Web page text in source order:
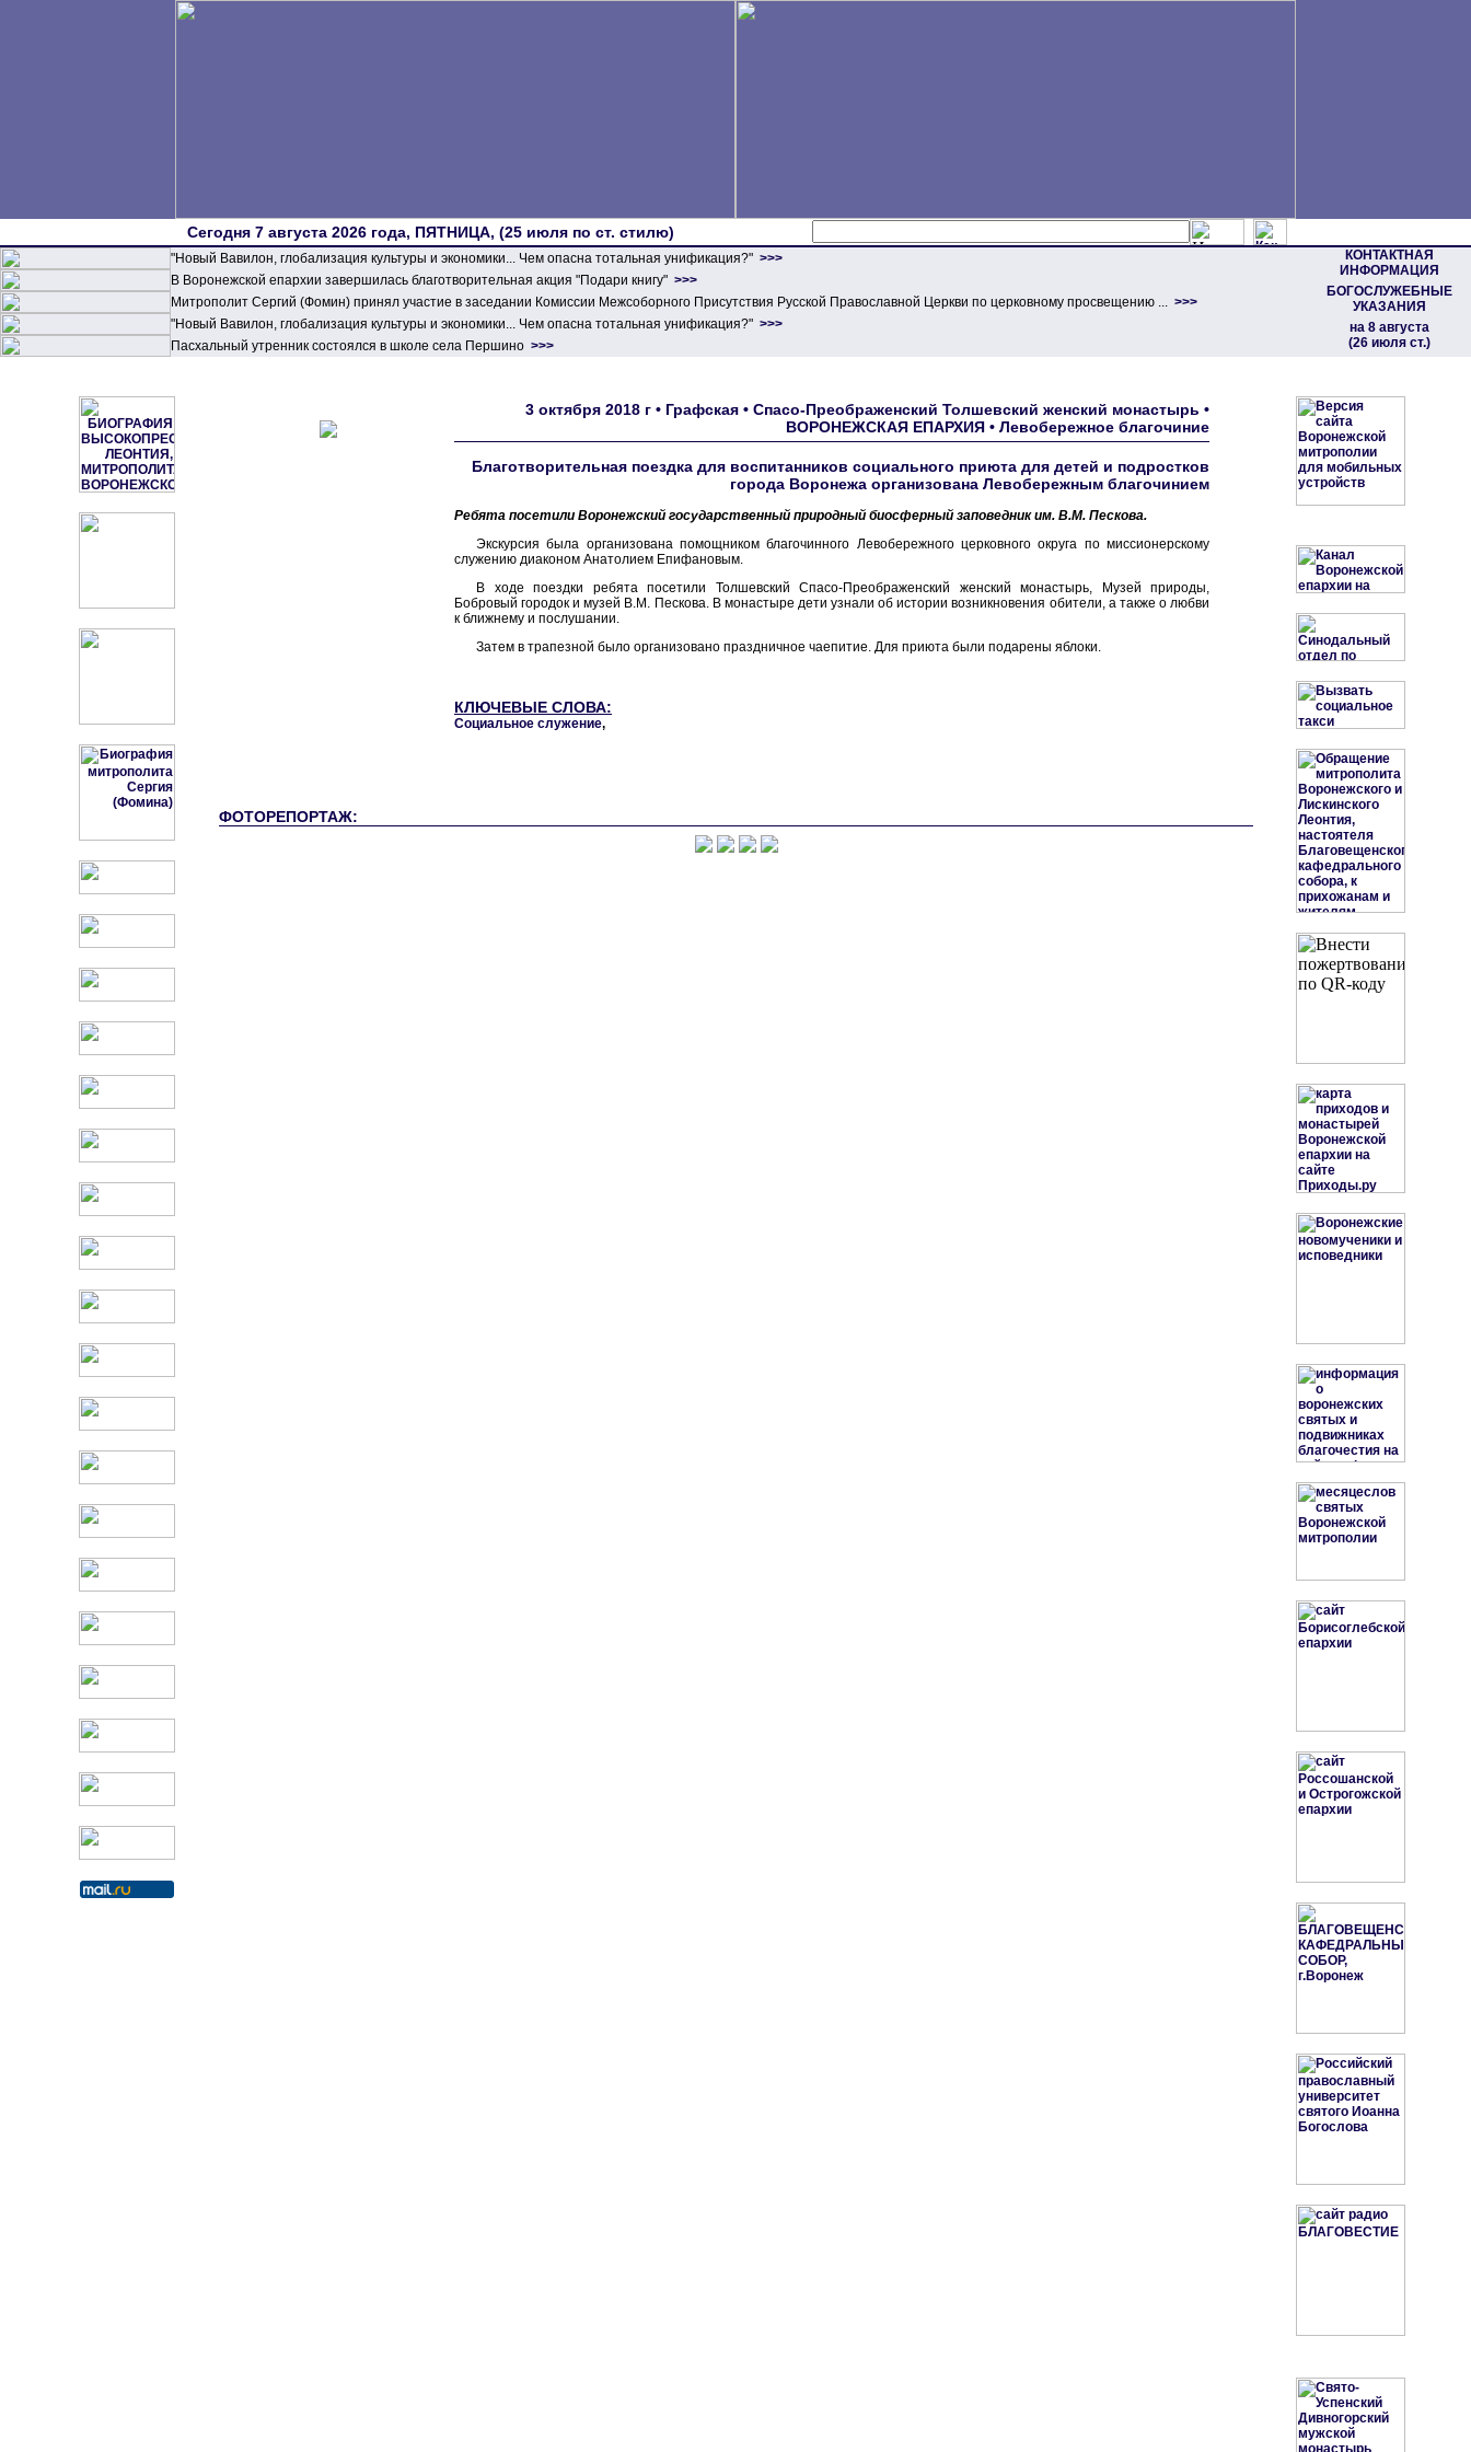
Сегодня 7 августа 2026 года, ПЯТНИЦА, (25 июля по ст. стилю)
"Новый Вавилон, глобализация культуры и экономики... Чем опасна тотальная унификация?" >>>
КОНТАКТНАЯ
ИНФОРМАЦИЯ
БОГОСЛУЖЕБНЫЕ
УКАЗАНИЯ
на 8 августа
(26 июля ст.)
В Воронежской епархии завершилась благотворительная акция "Подари книгу" >>>
Митрополит Сергий (Фомин) принял участие в заседании Комиссии Межсоборного Присутствия Русской Православной Церкви по церковному просвещению ... >>>
"Новый Вавилон, глобализация культуры и экономики... Чем опасна тотальная унификация?" >>>
Пасхальный утренник состоялся в школе села Першино >>>
3 октября 2018 г • Графская • Спасо-Преображенский Толшевский женский монастырь •
ВОРОНЕЖСКАЯ ЕПАРХИЯ • Левобережное благочиние
Благотворительная поездка для воспитанников социального приюта для детей и подростков
города Воронежа организована Левобережным благочинием
Ребята посетили Воронежский государственный природный биосферный заповедник им. В.М. Пескова.
Экскурсия была организована помощником благочинного Левобережного церковного округа по миссионерскому
служению диаконом Анатолием Епифановым.
В ходе поездки ребята посетили Толшевский Спасо-Преображенский женский монастырь, Музей природы,
Бобровый городок и музей В.М. Пескова. В монастыре дети узнали об истории возникновения обители, а также о любви
к ближнему и послушании.
Затем в трапезной было организовано праздничное чаепитие. Для приюта были подарены яблоки.
КЛЮЧЕВЫЕ СЛОВА:
Социальное служение,
ФОТОРЕПОРТАЖ: